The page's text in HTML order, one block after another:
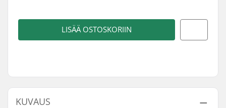
LISÄÄ OSTOSKORIIN
KUVAUS